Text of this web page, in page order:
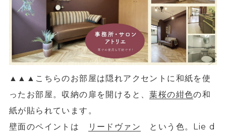
▲ ▲ ▲こちらのお部屋は隠れアクセントに和紙を使
ったお部屋。収納の扉を開けると、葉桜の紺色の和
紙が貼られています。
壁面のペイントは
リードヴァン という色。 Lie d